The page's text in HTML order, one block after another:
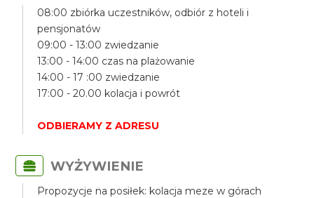
08:00 zbiórka uczestników, odbiór z hoteli i
pensjonatów
09:00 - 13:00 zwiedzanie
13:00 - 14:00 czas na plażowanie
14:00 - 17 :00 zwiedzanie
17:00 - 20.00 kolacja i powrót
ODBIERAMY Z ADRESU
WYŻYWIENIE
Propozycje na posiłek: kolacja meze w górach